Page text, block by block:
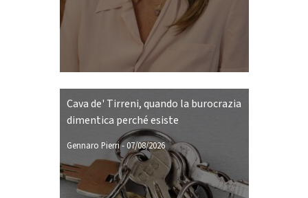
Cava de' Tirreni, quando la burocrazia
dimentica perché esiste
Gennaro Pierri- 07/08/2026